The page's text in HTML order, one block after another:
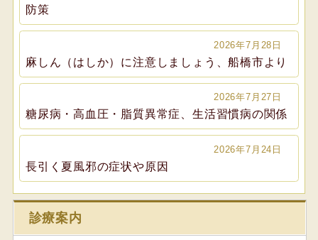
防策
2026年7月28日
麻しん（はしか）に注意しましょう、船橋市より
2026年7月27日
糖尿病・高血圧・脂質異常症、生活習慣病の関係
2026年7月24日
長引く夏風邪の症状や原因
診療案内